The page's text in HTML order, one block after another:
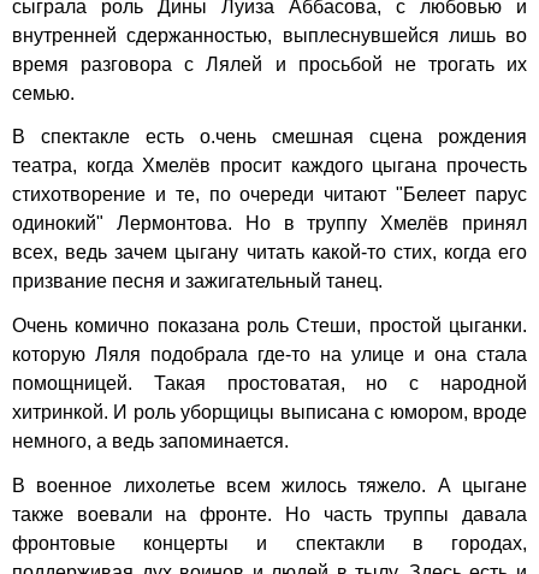
сыграла роль Дины Луиза Аббасова, с любовью и
внутренней сдержанностью, выплеснувшейся лишь во
время разговора с Лялей и просьбой не трогать их
семью.
В спектакле есть о.чень смешная сцена рождения
театра, когда Хмелёв просит каждого цыгана прочесть
стихотворение и те, по очереди читают "Белеет парус
одинокий" Лермонтова. Но в труппу Хмелёв принял
всех, ведь зачем цыгану читать какой-то стих, когда его
призвание песня и зажигательный танец.
Очень комично показана роль Стеши, простой цыганки.
которую Ляля подобрала где-то на улице и она стала
помощницей. Такая простоватая, но с народной
хитринкой. И роль уборщицы выписана с юмором, вроде
немного, а ведь запоминается.
В военное лихолетье всем жилось тяжело. А цыгане
также воевали на фронте. Но часть труппы давала
фронтовые концерты и спектакли в городах,